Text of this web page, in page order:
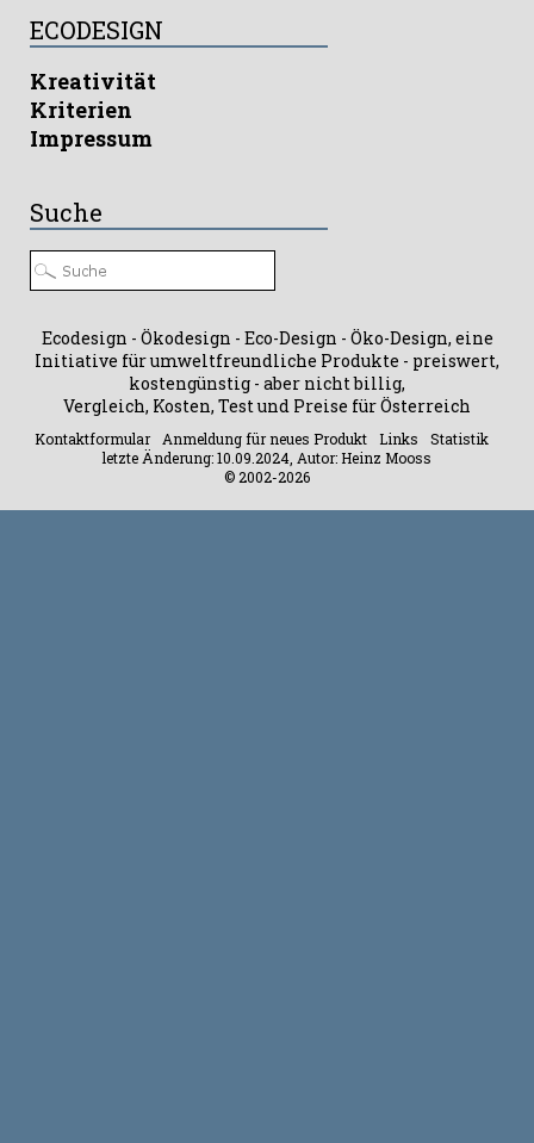
ECODESIGN
Kreativität
Kriterien
Impressum
Suche
Ecodesign - Ökodesign - Eco-Design - Öko-Design, eine
Initiative für umweltfreundliche Produkte - preiswert,
kostengünstig - aber nicht billig,
Vergleich, Kosten, Test und Preise für Österreich
Kontaktformular Anmeldung für neues Produkt Links
Statistik
letzte Änderung: 10.09.2024, Autor: Heinz Mooss
© 2002-2026